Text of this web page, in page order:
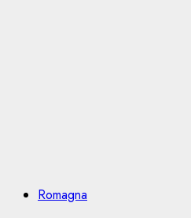
Romagna